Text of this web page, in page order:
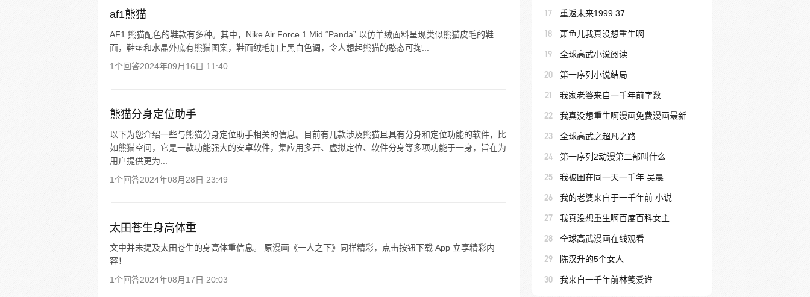
af1熊猫
AF1 熊猫配色的鞋款有多种。其中，Nike Air Force 1 Mid “Panda” 以仿羊绒面料呈现类似熊猫皮毛的鞋
面，鞋垫和水晶外底有熊猫图案，鞋面绒毛加上黑白色调，令人想起熊猫的憨态可掬...
1个回答2024年09月16日 11:40
熊猫分身定位助手
以下为您介绍一些与熊猫分身定位助手相关的信息。目前有几款涉及熊猫且具有分身和定位功能的软件，比
如熊猫空间，它是一款功能强大的安卓软件，集应用多开、虚拟定位、软件分身等多项功能于一身，旨在为
用户提供更为...
1个回答2024年08月28日 23:49
太田苍生身高体重
文中并未提及太田苍生的身高体重信息。 原漫画《一人之下》同样精彩，点击按钮下载 App 立享精彩内
容！
1个回答2024年08月17日 20:03
17 重返未来1999 37
18 萧鱼儿我真没想重生啊
19 全球高武小说阅读
20 第一序列小说结局
21 我家老婆来自一千年前字数
22 我真没想重生啊漫画免费漫画最新
23 全球高武之超凡之路
24 第一序列2动漫第二部叫什么
25 我被困在同一天一千年 吴晨
26 我的老婆来自于一千年前 小说
27 我真没想重生啊百度百科女主
28 全球高武漫画在线观看
29 陈汉升的5个女人
30 我来自一千年前林笺爱谁